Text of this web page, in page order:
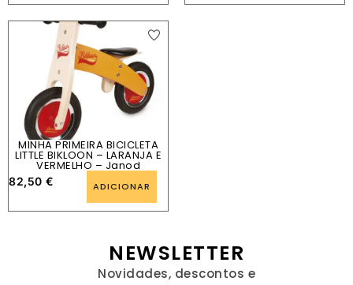
MINHA PRIMEIRA BICICLETA
LITTLE BIKLOON – LARANJA E
VERMELHO – Janod
82,50 € ADICIONAR
NEWSLETTER
Novidades, descontos e